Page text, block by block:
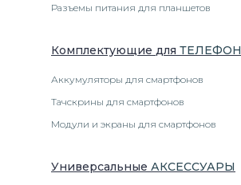
Разъемы питания для планшетов
Комплектующие для ТЕЛЕФОН
Аккумуляторы для смартфонов
Тачскрины для смартфонов
Модули и экраны для смартфонов
Универсальные АКСЕССУАРЫ